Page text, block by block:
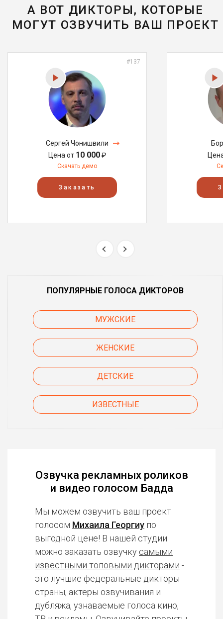
А ВОТ ДИКТОРЫ, КОТОРЫЕ
МОГУТ ОЗВУЧИТЬ ВАШ ПРОЕКТ
#137
Сергей Чонишвили
Цена от 10 000₽
Скачать демо
Заказать
ПОПУЛЯРНЫЕ ГОЛОСА ДИКТОРОВ
МУЖСКИЕ
ЖЕНСКИЕ
ДЕТСКИЕ
ИЗВЕСТНЫЕ
Озвучка рекламных роликов
и видео голосом Бадда
Мы можем озвучить ваш проект
голосом Михаила Георгиу по
выгодной цене! В нашей студии
можно заказать озвучку самыми
известными топовыми дикторами -
это лучшие федеральные дикторы
страны, актеры озвучивания и
дубляжа, узнаваемые голоса кино,